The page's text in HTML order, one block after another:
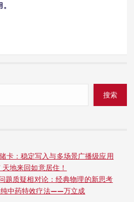
搜索
卡：稳定写入与多场景广播级应用
地来回如意居住！
题质疑相对论：经典物理的新思考
中药特效疗法——万立成